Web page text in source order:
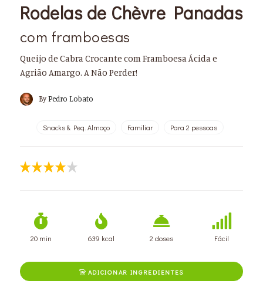
Rodelas de Chèvre Panadas
com framboesas
Queijo de Cabra Crocante com Framboesa Ácida e
Agrião Amargo. A Não Perder!
By Pedro Lobato
Snacks & Peq. Almoço Familiar Para 2 pessoas
20 min 639 kcal 2 doses Fácil
ADICIONAR INGREDIENTES